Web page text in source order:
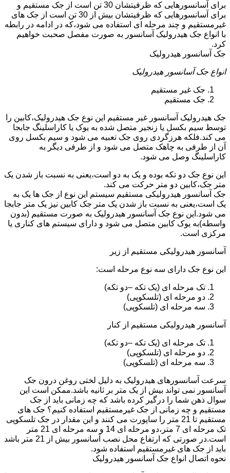
برای آسانسورهایی که ظرفیتشان 30 تن است از جک مستقیم و
برای آسانسورهایی که ظرفیتشان بیش از 30 تن است از جک های
غیرمستقیم و چند مرحله ای استفاده می شود،که در ادامه در رابطه
با انواع جک هیدرولیک آسانسور به صورت مفصل صحبت خواهیم
کرد.
جک آسانسور هیدرولیک
انواع جک آسانسور هیدرولیک
جک غیر مستقیم
جک مستقیم
جک هیدرولیک آسانسور غیر مستقیم این نوع جک هیدرولیک،کابین را
توسط سیم بکسل یا زنجیر متصل شده به یوک یا کاراسلینگ جابجا
می کند.فلکه هرزگردی روی جک تعبیه می شود و سیم بکسل روی
آن از طرفی به چاهک متصل می شود و از طرفی دیگر به
کاراسلینگ وصل می شود.
این نوع جک دو تکه بوده و یک به دو است،یعنی به نسبت باز شدن یک
متر جک،کابین دو متر حرکت می کند.
جک آسانسور هیدرولیکی مستقیم سیستم این نوع از جک ها یک به
یک است،یعنی به نسبت باز شدن یک متر جک کابین نیز یک متر جابجا
می شود.این نوع جک آسانسور هیدرولیک به صورت مستقیم (بدون
واسطه)به یوک کابین متصل می شود و دارای سیستم های کناری یا
مرکزی است.
آسانسور هیدرولیکی مستقیم از زیر
این نوع جک دارای سه نوع مرحله است:
تک مرحله ای (یک تکه –دو تکه)
دو مرحله ای (تلسکوپی)
سه مرحله ای (تلسکوپی)
آسانسور هیدرولیکی مستقیم از کنار
تک مرحله ای (یک تکه –دو تکه)
دو مرحله ای (تلسکوپی)
سه مرحله ای (تلسکوپی)
سرعت آسانسورهای هیدرولیک به دلیل لختی روغن درون جک
آسانسور نمی تواند بیش از یک متر بر ثانیه باشد.ممکن است این
سوال ذهن شما را درگیر کرده باشد که چه زمانی باید از جک
مستقیم و چه زمانی از جک غیرمستقیم استفاده کنیم؟ جک های
مستقیم تا 21 متر را ساپورت می کنند و این مقدار در جک تلسکوپی
تک مرحله ای 7 متر،دو مرحله ای 14 و سه مرحله ای 21 متر
است.در صورتی که ارتفاع محل نصب آسانسور بیش از 21 متر باشد
باید از جک های غیرمستقیم استفاده شود.
نحوه اتصال انواع جک آسانسور هیدرولیک